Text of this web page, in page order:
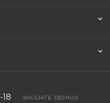
ЗАКАЗАТЬ ЗВОНОК